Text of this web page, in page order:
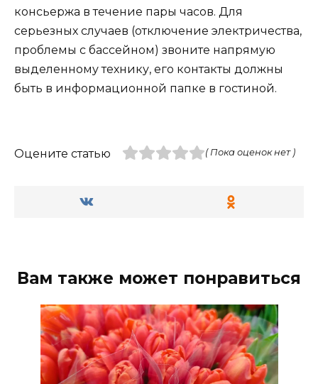
консьержа в течение пары часов. Для
серьезных случаев (отключение электричества,
проблемы с бассейном) звоните напрямую
выделенному технику, его контакты должны
быть в информационной папке в гостиной.
Оцените статью ( Пока оценок нет )
Вам также может понравиться